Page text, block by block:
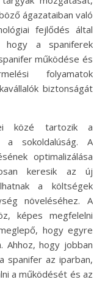
ágazataiban való
fejlődés által
hogy a spaniferek
működése és
folyamatok
biztonságát
közé tartozik a
a sokoldalúság. A
optimalizálása
keresik az új
a költségek
növeléséhez. A
képes megfelelni
hogy egyre
Ahhoz, hogy jobban
spanifer az iparban,
a működését és az